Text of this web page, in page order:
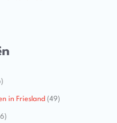
in Friesland (49)